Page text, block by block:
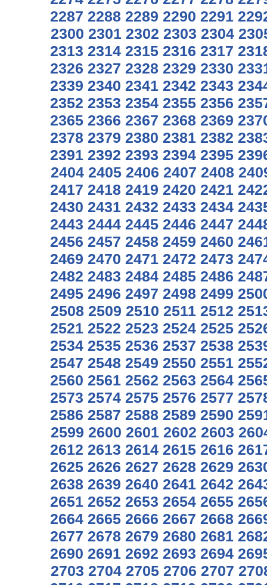
2287 2288 2289 2290 2291
2300 2301 2302 2303 2304
2313 2314 2315 2316 2317
2326 2327 2328 2329 2330
2339 2340 2341 2342 2343
2352 2353 2354 2355 2356
2365 2366 2367 2368 2369
2378 2379 2380 2381 2382
2391 2392 2393 2394 2395
2404 2405 2406 2407 2408
2417 2418 2419 2420 2421
2430 2431 2432 2433 2434
2443 2444 2445 2446 2447
2456 2457 2458 2459 2460
2469 2470 2471 2472 2473
2482 2483 2484 2485 2486
2495 2496 2497 2498 2499
2508 2509 2510 2511 2512
2521 2522 2523 2524 2525
2534 2535 2536 2537 2538
2547 2548 2549 2550 2551
2560 2561 2562 2563 2564
2573 2574 2575 2576 2577
2586 2587 2588 2589 2590
2599 2600 2601 2602 2603
2612 2613 2614 2615 2616
2625 2626 2627 2628 2629
2638 2639 2640 2641 2642
2651 2652 2653 2654 2655
2664 2665 2666 2667 2668
2677 2678 2679 2680 2681
2690 2691 2692 2693 2694
2703 2704 2705 2706 2707